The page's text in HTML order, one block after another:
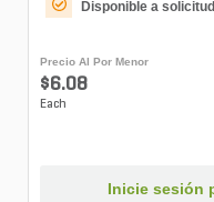
Disponible a solicitud
Precio Al Por Menor
$6.08
Each
Inicie sesión